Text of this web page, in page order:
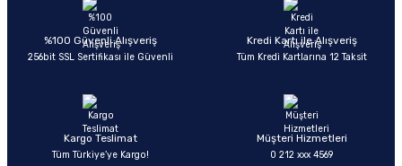
Ürün açıklamasında eksik bilgiler bulunuyor.
Ürün bilgilerinde hatalar bulunuyor.
Ürün fiyatı diğer sitelerden daha pahalı.
%100 Güvenli Alışveriş
256bit SSL Sertifikası ile Güvenli
Kredi Kartı ile Alışveriş
Tüm Kredi Kartlarına 12 Taksit
Kargo Teslimat
Tüm Türkiye’ye Kargo!
Müşteri Hizmetleri
0 212 xxx 4569